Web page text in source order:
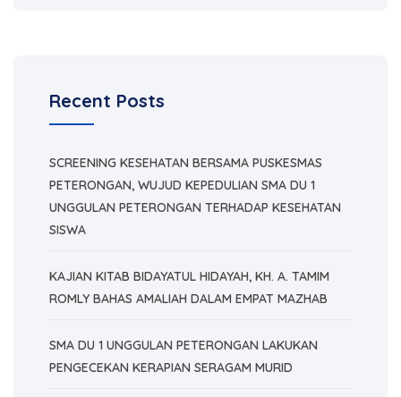
Recent Posts
SCREENING KESEHATAN BERSAMA PUSKESMAS
PETERONGAN, WUJUD KEPEDULIAN SMA DU 1
UNGGULAN PETERONGAN TERHADAP KESEHATAN
SISWA
KAJIAN KITAB BIDAYATUL HIDAYAH, KH. A. TAMIM
ROMLY BAHAS AMALIAH DALAM EMPAT MAZHAB
SMA DU 1 UNGGULAN PETERONGAN LAKUKAN
PENGECEKAN KERAPIAN SERAGAM MURID